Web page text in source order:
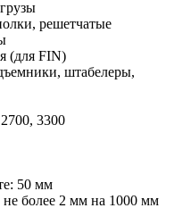
решетчатые
(для FIN)
штабелеры,
3300
50 мм
более 2 мм на 1000 мм